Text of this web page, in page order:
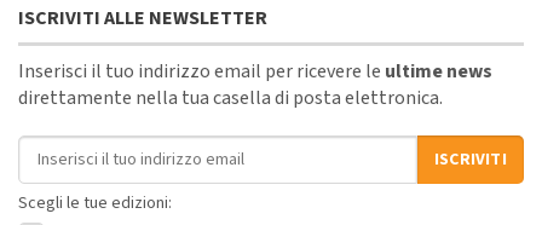
ISCRIVITI ALLE NEWSLETTER
Inserisci il tuo indirizzo email per ricevere le ultime news
direttamente nella tua casella di posta elettronica.
Indirizzo email
ISCRIVITI
Scegli le tue edizioni: